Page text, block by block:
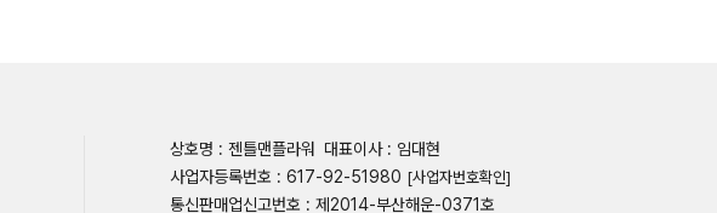
상호명 : 젠틀맨플라워 대표이사 : 임대현
사업자등록번호 : 617-92-51980 [사업자번호확인]
통신판매업신고번호 : 제2014-부산해운-0371호